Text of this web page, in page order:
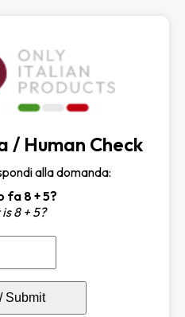
/ Human Check
alla domanda:
fa 8 + 5?
8 + 5?
Submit